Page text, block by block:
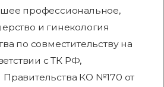
профессиональное,
и гинекология
по совместительству на
с ТК РФ,
КО №170 от